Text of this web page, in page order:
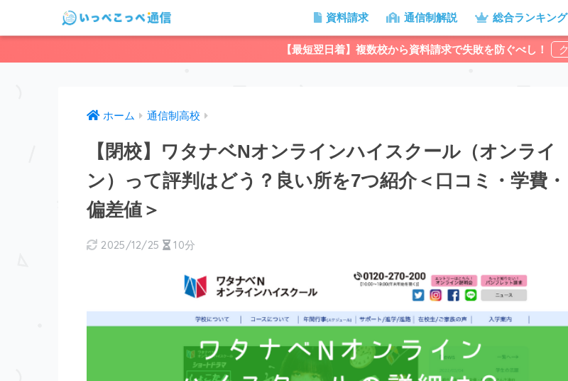
資料請求 通信制解説 総合ランキング
【最短翌日着】複数校から資料請求で失敗を防ぐべし！
ホーム 通信制高校
【閉校】ワタナベNオンラインハイスクール（オンライ
ン）って評判はどう？良い所を7つ紹介＜口コミ・学費・
偏差値＞
2025/12/25 10分